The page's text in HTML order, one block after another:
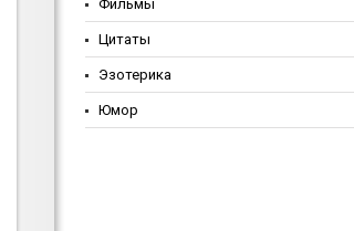
Фильмы
Цитаты
Эзотерика
Юмор